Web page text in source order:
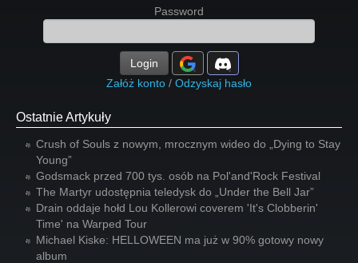
Password
Login
Załóż konto / Odzyskaj hasło
Ostatnie Artykuły
Crush of Souls z nowym, mrocznym wideo do „Dying to Stay
Young”
Godsmack przed 700 tys. osób na Pol'and'Rock Festival
The Martyr udostępnia teledysk do „Under the Bell Jar”
Drain oddaje hołd Lou Kollerowi coverem 'It's Clobberin'
Time' na Warped Tour
Michael Kiske: HELLOWEEN ma już w 90% gotowy nowy
album